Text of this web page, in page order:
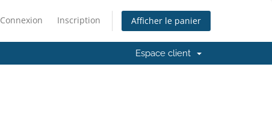
Connexion Inscription Afficher le panier
Espace client